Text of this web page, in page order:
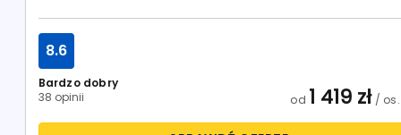
Bardzo dobry
38 opinii
8.6
od 1 419 zł/ os.